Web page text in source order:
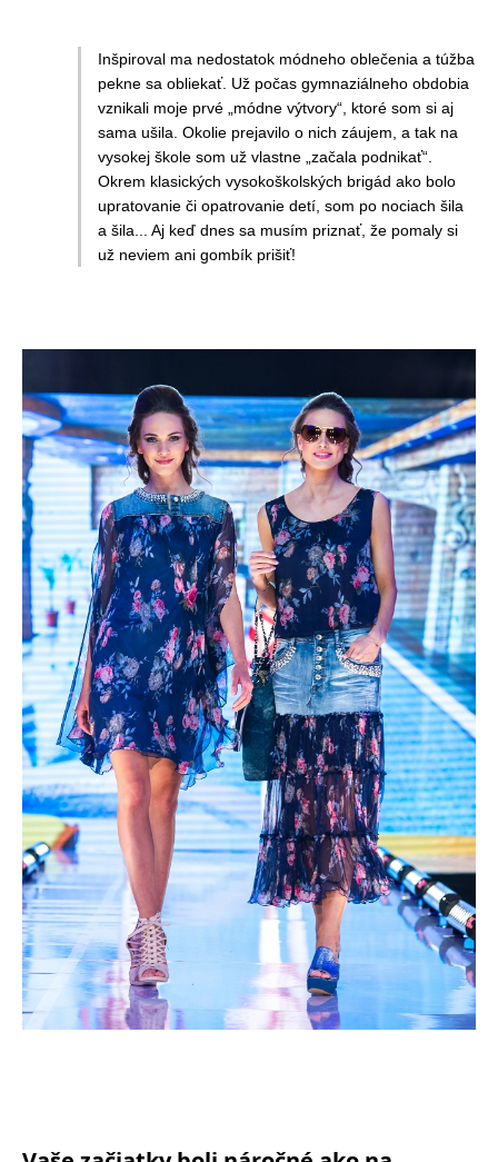
Inšpiroval ma nedostatok módneho oblečenia a túžba
pekne sa obliekať. Už počas gymnaziálneho obdobia
vznikali moje prvé „módne výtvory“, ktoré som si aj
sama ušila. Okolie prejavilo o nich záujem, a tak na
vysokej škole som už vlastne „začala podnikať“.
Okrem klasických vysokoškolských brigád ako bolo
upratovanie či opatrovanie detí, som po nociach šila
a šila... Aj keď dnes sa musím priznať, že pomaly si
už neviem ani gombík prišiť!